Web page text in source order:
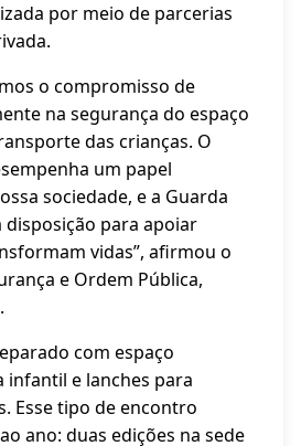
por meio de parcerias
o compromisso de
na segurança do espaço
das crianças. O
um papel
sociedade, e a Guarda
disposição para apoiar
vidas”, afirmou o
e Ordem Pública,
com espaço
infantil e lanches para
Esse tipo de encontro
ano: duas edições na sede